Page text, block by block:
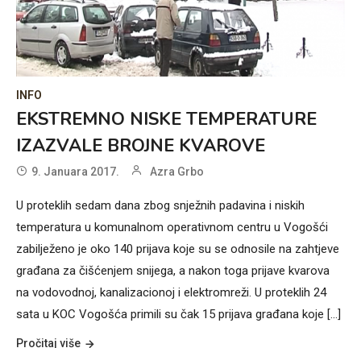
INFO
EKSTREMNO NISKE TEMPERATURE
IZAZVALE BROJNE KVAROVE
9. Januara 2017. Azra Grbo
U proteklih sedam dana zbog snježnih padavina i niskih
temperatura u komunalnom operativnom centru u Vogošći
zabilježeno je oko 140 prijava koje su se odnosile na zahtjeve
građana za čišćenjem snijega, a nakon toga prijave kvarova
na vodovodnoj, kanalizacionoj i elektromreži. U proteklih 24
sata u KOC Vogošća primili su čak 15 prijava građana koje [...]
Pročitaj više